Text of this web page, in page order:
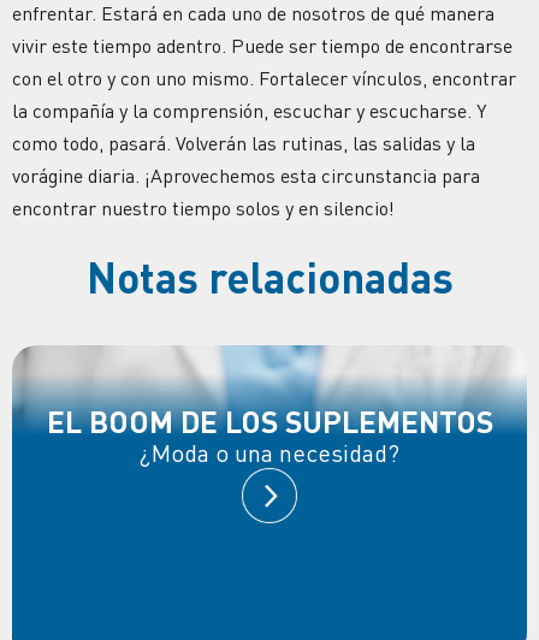
enfrentar. Estará en cada uno de nosotros de qué manera
vivir este tiempo adentro. Puede ser tiempo de encontrarse
con el otro y con uno mismo. Fortalecer vínculos, encontrar
la compañía y la comprensión, escuchar y escucharse. Y
como todo, pasará. Volverán las rutinas, las salidas y la
vorágine diaria. ¡Aprovechemos esta circunstancia para
encontrar nuestro tiempo solos y en silencio!
Notas relacionadas
EL BOOM DE LOS SUPLEMENTOS
¿Moda o una necesidad?